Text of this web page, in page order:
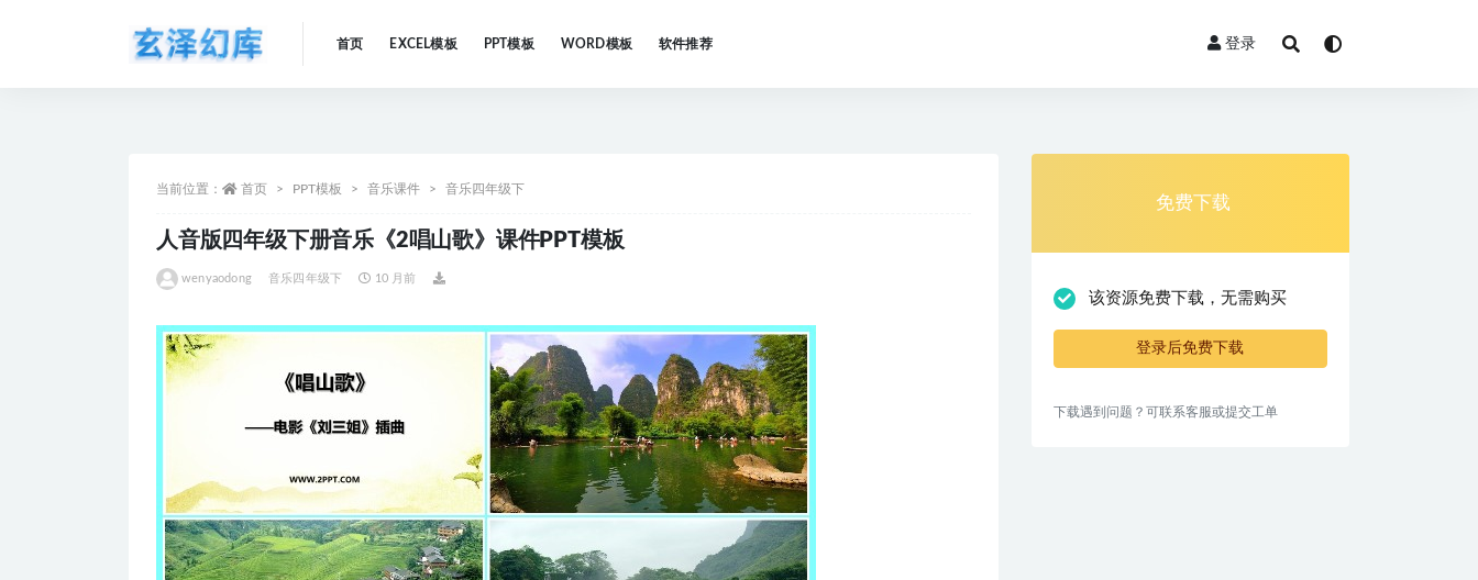
首页 EXCEL模板 PPT模板 WORD模板 软件推荐 登录
当前位置： 首页 PPT模板 音乐课件 音乐四年级下
人音版四年级下册音乐《2唱山歌》课件PPT模板
wenyaodong 音乐四年级下 10 月前
免费下载
该资源免费下载，无需购买
登录后免费下载
下载遇到问题？可联系客服或提交工单